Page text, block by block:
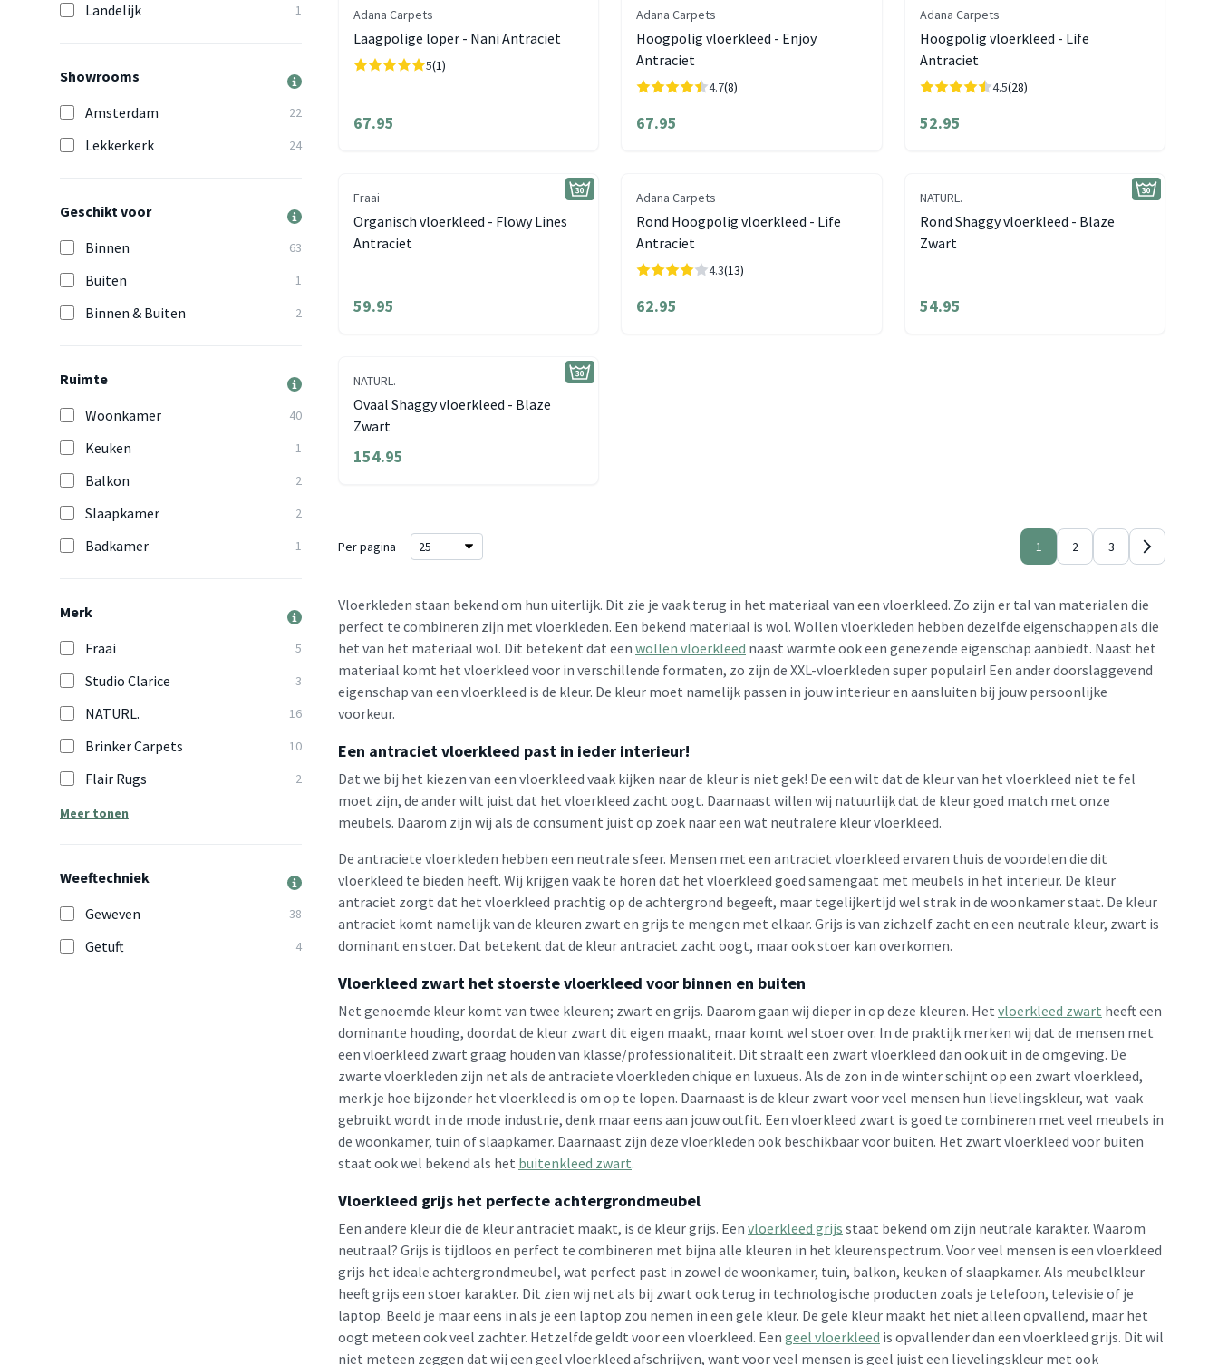
Landelijk 1
Showrooms
Amsterdam
22
Lekkerkerk 24
Geschikt voor
Binnen
63
Buiten 1
Binnen & Buiten 2
Ruimte
Woonkamer
40
Keuken 1
Balkon 2
Slaapkamer 2
Badkamer 1
Merk
Fraai
5
Studio Clarice 3
NATURL. 16
Brinker Carpets 10
Flair Rugs 2
Meer tonen
Weeftechniek
Geweven
38
Getuft 4
Adana Carpets
Laagpolige loper - Nani Antraciet
5(1)
67.95
Adana Carpets
Hoogpolig vloerkleed - Enjoy
Antraciet
4.7(8)
67.95
Adana Carpets
Hoogpolig vloerkleed - Life
Antraciet
4.5(28)
52.95
Fraai
Organisch vloerkleed - Flowy Lines
Antraciet
59.95
Adana Carpets
Rond Hoogpolig vloerkleed - Life
Antraciet
4.3(13)
62.95
NATURL.
Rond Shaggy vloerkleed - Blaze
Zwart
54.95
NATURL.
Ovaal Shaggy vloerkleed - Blaze
Zwart
154.95
Per pagina 1 2 3
Vloerkleden staan bekend om hun uiterlijk. Dit zie je vaak terug in het materiaal van een vloerkleed. Zo zijn er tal van materialen die
perfect te combineren zijn met vloerkleden. Een bekend materiaal is wol. Wollen vloerkleden hebben dezelfde eigenschappen als die
het van het materiaal wol. Dit betekent dat een wollen vloerkleed naast warmte ook een genezende eigenschap aanbiedt. Naast het
materiaal komt het vloerkleed voor in verschillende formaten, zo zijn de XXL-vloerkleden super populair! Een ander doorslaggevend
eigenschap van een vloerkleed is de kleur. De kleur moet namelijk passen in jouw interieur en aansluiten bij jouw persoonlijke
voorkeur.
Een antraciet vloerkleed past in ieder interieur!
Dat we bij het kiezen van een vloerkleed vaak kijken naar de kleur is niet gek! De een wilt dat de kleur van het vloerkleed niet te fel
moet zijn, de ander wilt juist dat het vloerkleed zacht oogt. Daarnaast willen wij natuurlijk dat de kleur goed match met onze
meubels. Daarom zijn wij als de consument juist op zoek naar een wat neutralere kleur vloerkleed.
De antraciete vloerkleden hebben een neutrale sfeer. Mensen met een antraciet vloerkleed ervaren thuis de voordelen die dit
vloerkleed te bieden heeft. Wij krijgen vaak te horen dat het vloerkleed goed samengaat met meubels in het interieur. De kleur
antraciet zorgt dat het vloerkleed prachtig op de achtergrond begeeft, maar tegelijkertijd wel strak in de woonkamer staat. De kleur
antraciet komt namelijk van de kleuren zwart en grijs te mengen met elkaar. Grijs is van zichzelf zacht en een neutrale kleur, zwart is
dominant en stoer. Dat betekent dat de kleur antraciet zacht oogt, maar ook stoer kan overkomen.
Vloerkleed zwart het stoerste vloerkleed voor binnen en buiten
Net genoemde kleur komt van twee kleuren; zwart en grijs. Daarom gaan wij dieper in op deze kleuren. Het vloerkleed zwart heeft een
dominante houding, doordat de kleur zwart dit eigen maakt, maar komt wel stoer over. In de praktijk merken wij dat de mensen met
een vloerkleed zwart graag houden van klasse/professionaliteit. Dit straalt een zwart vloerkleed dan ook uit in de omgeving. De
zwarte vloerkleden zijn net als de antraciete vloerkleden chique en luxueus. Als de zon in de winter schijnt op een zwart vloerkleed,
merk je hoe bijzonder het vloerkleed is om op te lopen. Daarnaast is de kleur zwart voor veel mensen hun lievelingskleur, wat vaak
gebruikt wordt in de mode industrie, denk maar eens aan jouw outfit. Een vloerkleed zwart is goed te combineren met veel meubels in
de woonkamer, tuin of slaapkamer. Daarnaast zijn deze vloerkleden ook beschikbaar voor buiten. Het zwart vloerkleed voor buiten
staat ook wel bekend als het buitenkleed zwart.
Vloerkleed grijs het perfecte achtergrondmeubel
Een andere kleur die de kleur antraciet maakt, is de kleur grijs. Een vloerkleed grijs staat bekend om zijn neutrale karakter. Waarom
neutraal? Grijs is tijdloos en perfect te combineren met bijna alle kleuren in het kleurenspectrum. Voor veel mensen is een vloerkleed
grijs het ideale achtergrondmeubel, wat perfect past in zowel de woonkamer, tuin, balkon, keuken of slaapkamer. Als meubelkleur
heeft grijs een stoer karakter. Dit zien wij net als bij zwart ook terug in technologische producten zoals je telefoon, televisie of je
laptop. Beeld je maar eens in als je een laptop zou nemen in een gele kleur. De gele kleur maakt het niet alleen opvallend, maar het
oogt meteen ook veel zachter. Hetzelfde geldt voor een vloerkleed. Een geel vloerkleed is opvallender dan een vloerkleed grijs. Dit wil
niet meteen zeggen dat wij een geel vloerkleed afschrijven, want voor veel mensen is geel juist een lievelingskleur met ook